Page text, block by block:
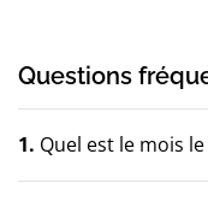
Questions
1. Quel est le mois